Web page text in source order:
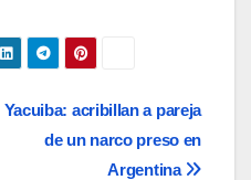
Yacuiba: acribillan a pareja
de un narco preso en
Argentina